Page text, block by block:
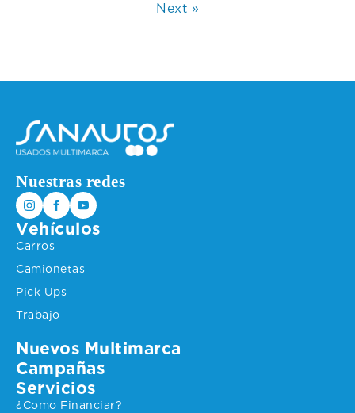
Next »
Nuestras redes
Vehículos
Carros
Camionetas
Pick Ups
Trabajo
Nuevos Multimarca
Campañas
Servicios
¿Como Financiar?